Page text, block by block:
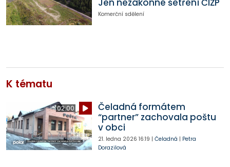
Jen nezákonné šetření ČIŽP
Komerční sdělení
K tématu
02:00
Čeladná formátem
“partner” zachovala poštu
v obci
21. ledna 2026 16:19 | Čeladná | Petra
Dorazilová